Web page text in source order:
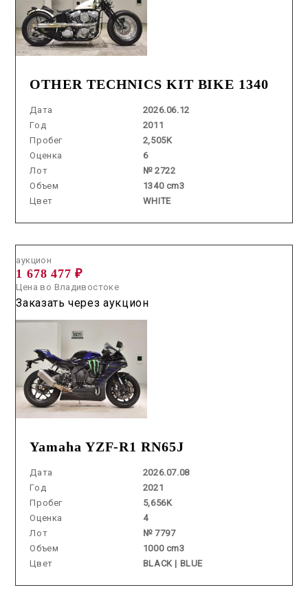
OTHER TECHNICS KIT BIKE 1340
Дата
2026.06.12
Год
2011
Пробег
2,505K
Оценка
6
Лот
№ 2722
Объем
1340 cm3
Цвет
WHITE
Yamaha YZF-R1 RN65J
Дата
2026.07.08
Год
2021
Пробег
5,656K
Оценка
4
Лот
№ 7797
Объем
1000 cm3
Цвет
BLACK | BLUE
аукцион
1 678 477 ₽
Цена во Владивостоке
Заказать через аукцион